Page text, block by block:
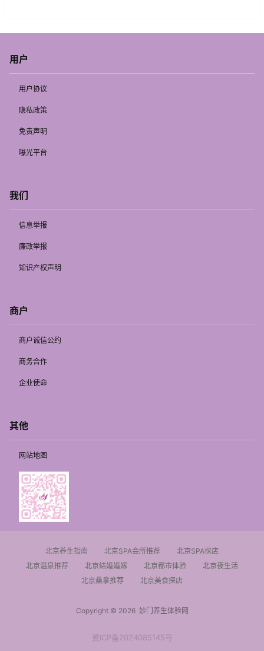
用户
用户协议
隐私政策
免责声明
曝光平台
我们
信息举报
廉政举报
知识产权声明
商户
商户诚信公约
商务合作
企业使命
其他
网站地图
北京养生指南 北京SPA会所推荐
北京SPA探店
北京温泉推荐
北京结婚婚嫁 北京都市体验
北京夜生活
北京桑拿推荐
北京美食探店
Copyright © 2026妙门养生体验网
冀ICP备2024085145号